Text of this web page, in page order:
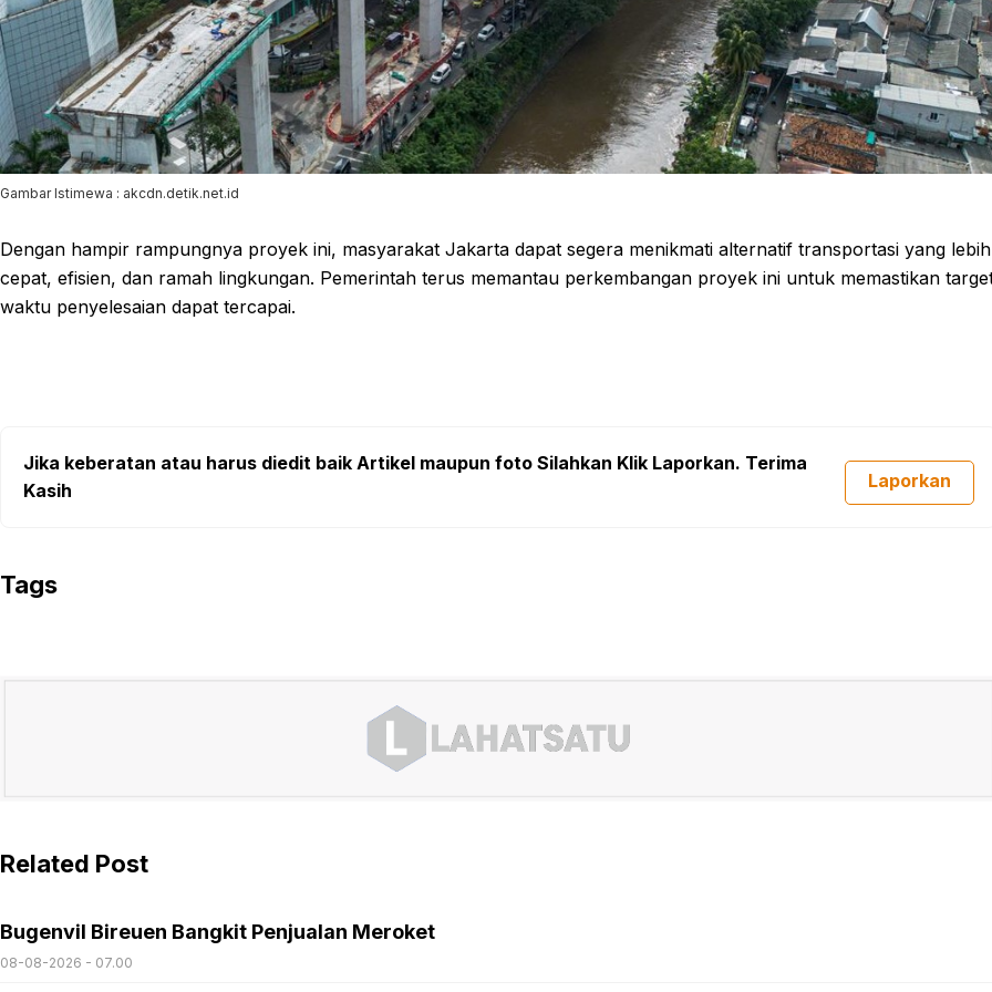
Gambar Istimewa : akcdn.detik.net.id
Dengan hampir rampungnya proyek ini, masyarakat Jakarta dapat segera menikmati alternatif transportasi yang lebih
cepat, efisien, dan ramah lingkungan. Pemerintah terus memantau perkembangan proyek ini untuk memastikan
waktu penyelesaian dapat tercapai.
Jika keberatan atau harus diedit baik Artikel maupun foto Silahkan Klik Laporkan. Terima
Kasih
Laporkan
Tags
Related Post
Bugenvil Bireuen Bangkit Penjualan Meroket
08-08-2026 - 07.00